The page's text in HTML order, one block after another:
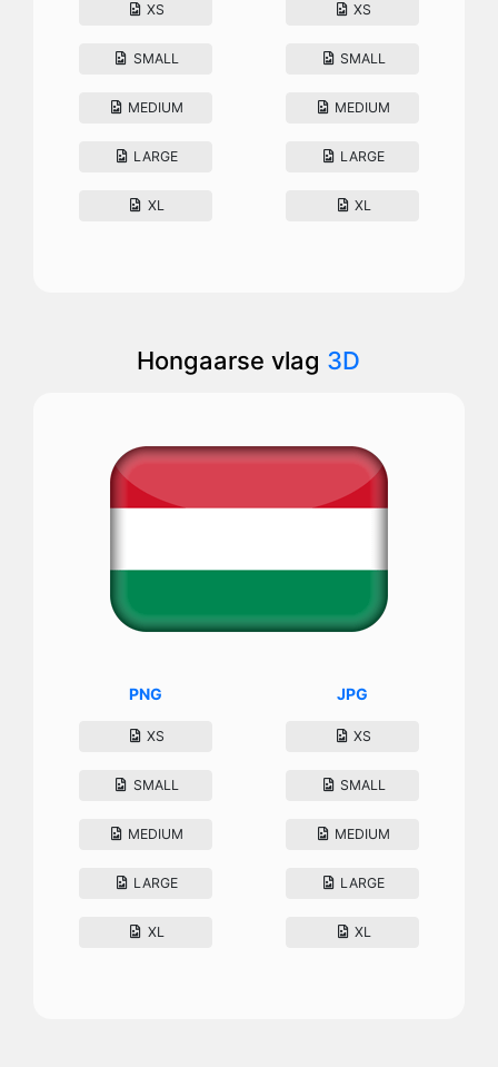
XS
SMALL
MEDIUM
LARGE
XL
XS
SMALL
MEDIUM
LARGE
XL
Hongaarse vlag 3D
PNG
XS
SMALL
MEDIUM
LARGE
XL
JPG
XS
SMALL
MEDIUM
LARGE
XL